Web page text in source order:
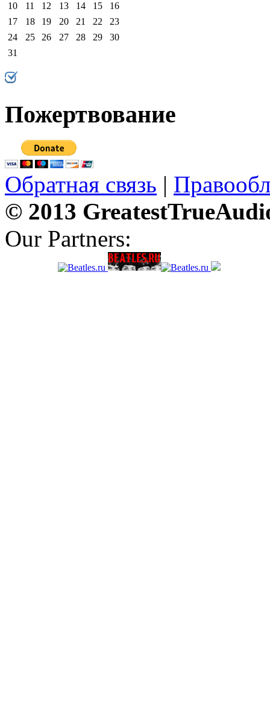
10
11 12 13 14 15
16
17
18 19 20 21 22
23
24
25 26 27 28 29
30
31
Пожертвование
Обратная связь |
© 2013
Our Partners: